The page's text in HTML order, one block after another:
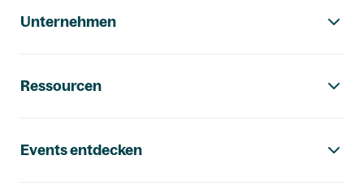
Unternehmen
Ressourcen
Events entdecken